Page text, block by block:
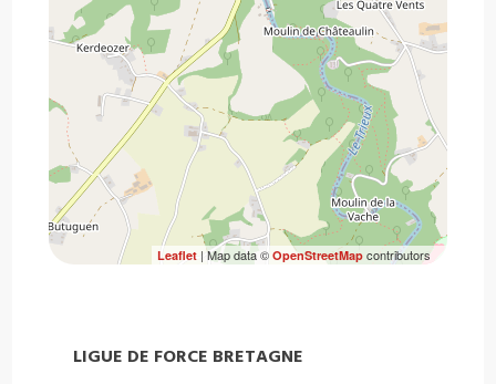
Leaflet| Map data © OpenStreetMapcontributors
LIGUE DE FORCE BRETAGNE